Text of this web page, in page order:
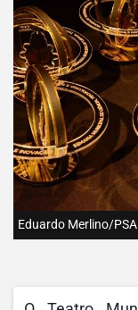
Eduardo Merlino/PSA